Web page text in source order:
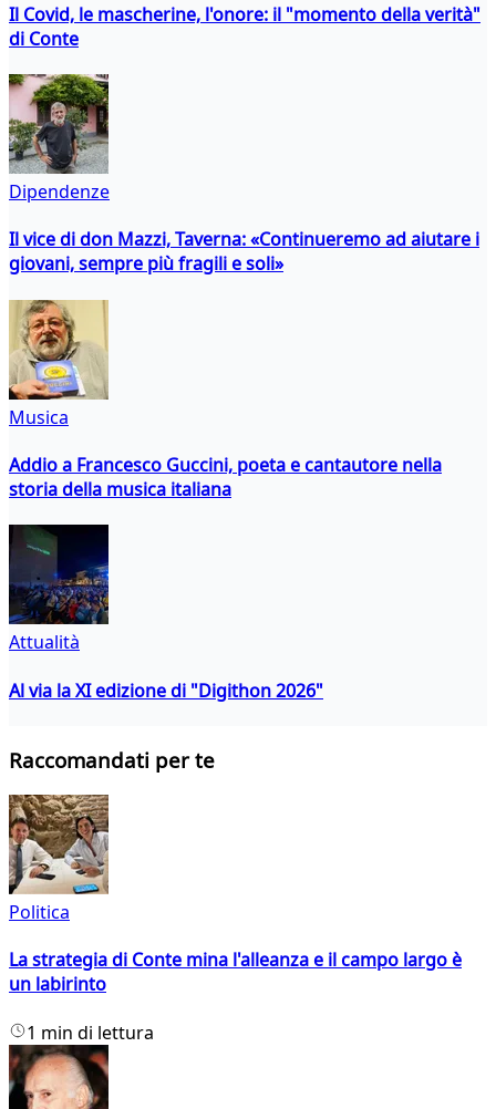
Il Covid, le mascherine, l'onore: il "momento della verità"
di Conte
Dipendenze
Il vice di don Mazzi, Taverna: «Continueremo ad aiutare i
giovani, sempre più fragili e soli»
Musica
Addio a Francesco Guccini, poeta e cantautore nella
storia della musica italiana
Attualità
Al via la XI edizione di "Digithon 2026"
Raccomandati per te
Politica
La strategia di Conte mina l'alleanza e il campo largo è
un labirinto
1 min di lettura